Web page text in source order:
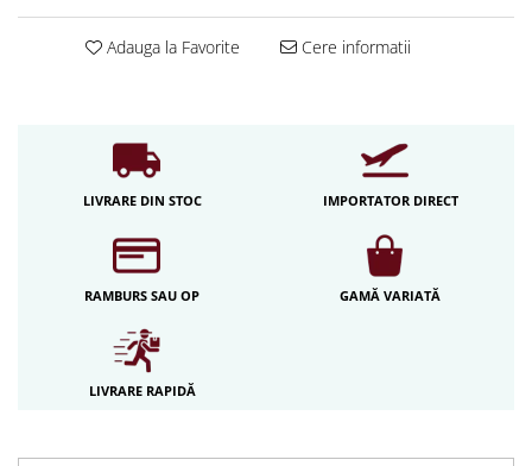
Aplica LED
Profil banda LED
Sina Magnetica Slim LIMBO
Iluminat decorativ de Craciun
Adauga la Favorite Cere informatii
LIVRARE DIN STOC IMPORTATOR DIRECT
RAMBURS SAU OP GAMĂ VARIATĂ
LIVRARE RAPIDĂ